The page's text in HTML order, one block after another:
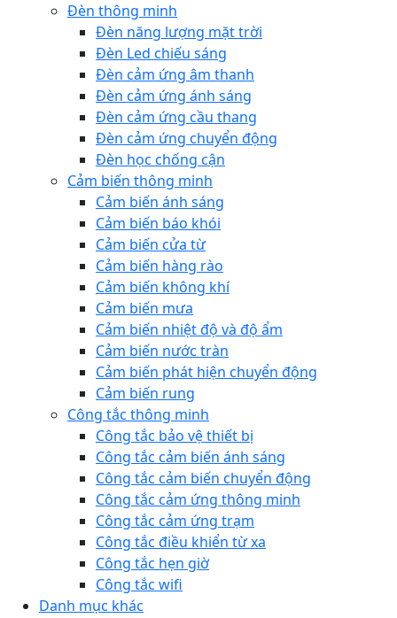
Đèn thông minh
Đèn năng lượng mặt trời
Đèn Led chiếu sáng
Đèn cảm ứng âm thanh
Đèn cảm ứng ánh sáng
Đèn cảm ứng cầu thang
Đèn cảm ứng chuyển động
Đèn học chống cận
Cảm biến thông minh
Cảm biến ánh sáng
Cảm biến báo khói
Cảm biến cửa từ
Cảm biến hàng rào
Cảm biến không khí
Cảm biến mưa
Cảm biến nhiệt độ và độ ẩm
Cảm biến nước tràn
Cảm biến phát hiện chuyển động
Cảm biến rung
Công tắc thông minh
Công tắc bảo vệ thiết bị
Công tắc cảm biến ánh sáng
Công tắc cảm biến chuyển động
Công tắc cảm ứng thông minh
Công tắc cảm ứng trạm
Công tắc điều khiển từ xa
Công tắc hẹn giờ
Công tắc wifi
Danh mục khác